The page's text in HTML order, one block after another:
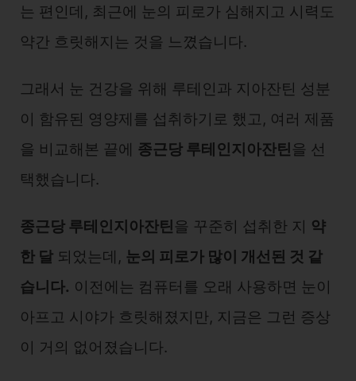
는 편인데, 최근에 눈의 피로가 심해지고 시력도
약간 흐릿해지는 것을 느꼈습니다.
그래서 눈 건강을 위해 루테인과 지아잔틴 성분
이 함유된 영양제를 섭취하기로 했고, 여러 제품
을 비교해본 끝에 종근당 루테인지아잔틴을 선
택했습니다.
종근당 루테인지아잔틴을 꾸준히 섭취한 지 약
한 달 되었는데, 눈의 피로가 많이 개선된 것 같
습니다. 이전에는 컴퓨터를 오래 사용하면 눈이
아프고 시야가 흐릿해졌지만, 지금은 그런 증상
이 거의 없어졌습니다.